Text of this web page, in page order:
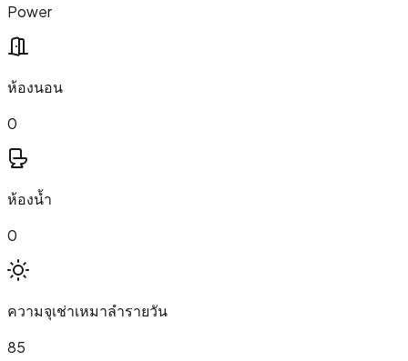
Power
ห้องนอน
0
ห้องน้ำ
0
ความจุเช่าเหมาลำรายวัน
85